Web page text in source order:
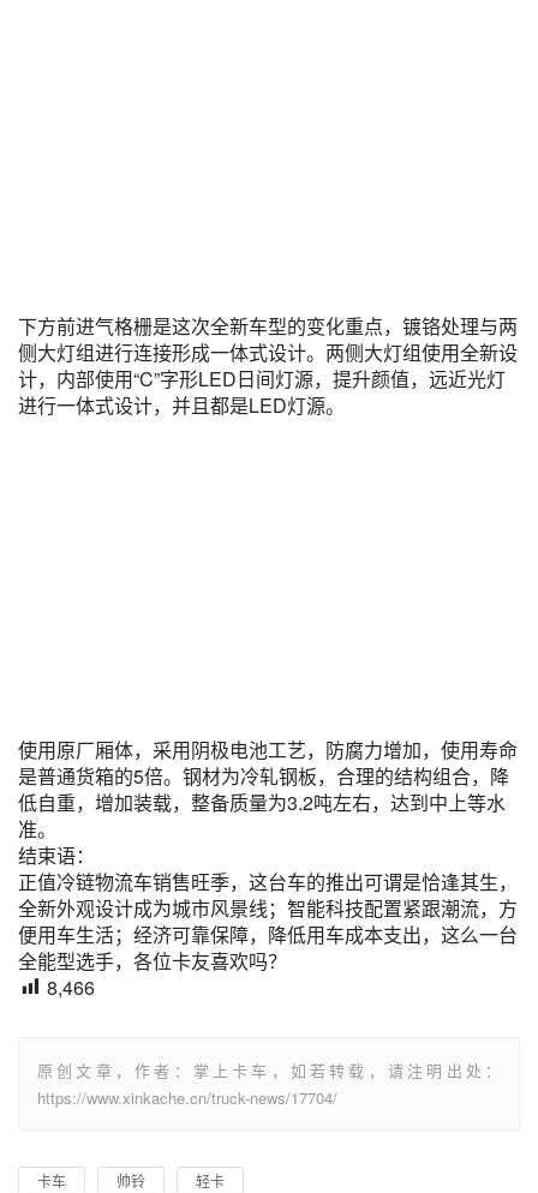
下方前进气格栅是这次全新车型的变化重点，镀铬处理与两
侧大灯组进行连接形成一体式设计。两侧大灯组使用全新设
计，内部使用“C”字形LED日间灯源，提升颜值，远近光灯
进行一体式设计，并且都是LED灯源。
使用原厂厢体，采用阴极电池工艺，防腐力增加，使用寿命
是普通货箱的5倍。钢材为冷轧钢板，合理的结构组合，降
低自重，增加装载，整备质量为3.2吨左右，达到中上等水
准。
结束语：
正值冷链物流车销售旺季，这台车的推出可谓是恰逢其生，
全新外观设计成为城市风景线；智能科技配置紧跟潮流，方
便用车生活；经济可靠保障，降低用车成本支出，这么一台
全能型选手，各位卡友喜欢吗？
8,466
原创文章，作者：掌上卡车，如若转载，请注明出处：
https://www.xinkache.cn/truck-news/17704/
卡车 帅铃 轻卡